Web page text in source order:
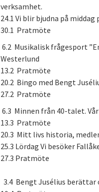
verksamhet.
24.1 Vi blir bjudna på
30.1 Pratmöte
6.2 Musikalisk frågesport
Westerlund
13.2 Pratmöte
20.2 Bingo med Bengt
27.2 Pratmöte
6.3 Minnen från 40-talet.
13.3 Pratmöte
20.3 Mitt livs historia,
25.3 Lördag Vi besöker
27.3 Pratmöte
3.4 Bengt Jusélius berättar